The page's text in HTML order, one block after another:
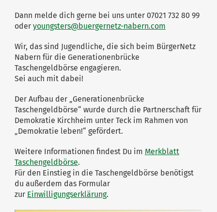
Dann melde dich gerne bei uns unter 07021 732 80 99
oder youngsters@buergernetz-nabern.com
Wir, das sind Jugendliche, die sich beim BürgerNetz
Nabern für die Generationenbrücke
Taschengeldbörse engagieren.
Sei auch mit dabei!
Der Aufbau der „Generationenbrücke
Taschengeldbörse“ wurde durch die Partnerschaft für
Demokratie Kirchheim unter Teck im Rahmen von
„Demokratie leben!“ gefördert.
Weitere Informationen findest Du im Merkblatt
Taschengeldbörse.
Für den Einstieg in die Taschengeldbörse benötigst
du außerdem das Formular
zur Einwilligungserklärung.